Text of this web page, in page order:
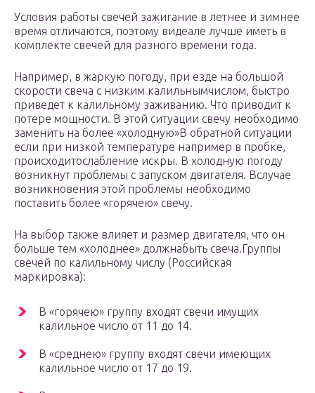
Условия работы свечей зажигание в летнее и зимнее
время отличаются, поэтому видеале лучше иметь в
комплекте свечей для разного времени года.
Например, в жаркую погоду, при езде на большой
скорости свеча с низким калильнымчислом, быстро
приведет к калильному заживанию. Что приводит к
потере мощности. В этой ситуации свечу необходимо
заменить на более «холодную»В обратной ситуации
если при низкой температуре например в пробке,
происходитослабление искры. В холодную погоду
возникнут проблемы с запуском двигателя. Вслучае
возникновения этой проблемы необходимо
поставить более «горячею» свечу.
На выбор также влияет и размер двигателя, что он
больше тем «холоднее» должнабыть свеча.Группы
свечей по калильному числу (Российская
маркировка):
В «горячею» группу входят свечи имущих
калильное число от 11 до 14.
В «среднею» группу входят свечи имеющих
калильное число от 17 до 19.